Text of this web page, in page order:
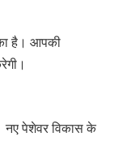
है। आपकी
नए पेशेवर विकास के